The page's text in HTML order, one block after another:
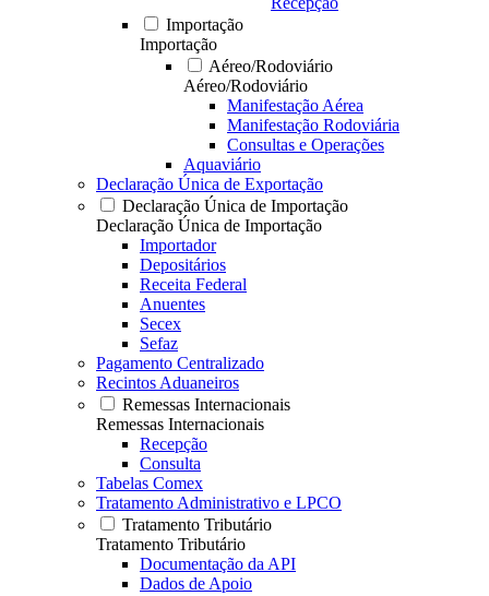
Importação
Importação
Aéreo/Rodoviário
Aéreo/Rodoviário
Manifestação Aérea
Manifestação Rodoviária
Consultas e Operações
Aquaviário
Declaração Única de Exportação
Declaração Única de Importação
Declaração Única de Importação
Importador
Depositários
Receita Federal
Anuentes
Secex
Sefaz
Pagamento Centralizado
Recintos Aduaneiros
Remessas Internacionais
Remessas Internacionais
Recepção
Consulta
Tabelas Comex
Tratamento Administrativo e LPCO
Tratamento Tributário
Tratamento Tributário
Documentação da API
Dados de Apoio